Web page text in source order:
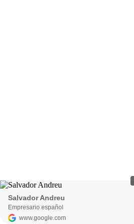
Salvador Andreu
Empresario español
www.google.com